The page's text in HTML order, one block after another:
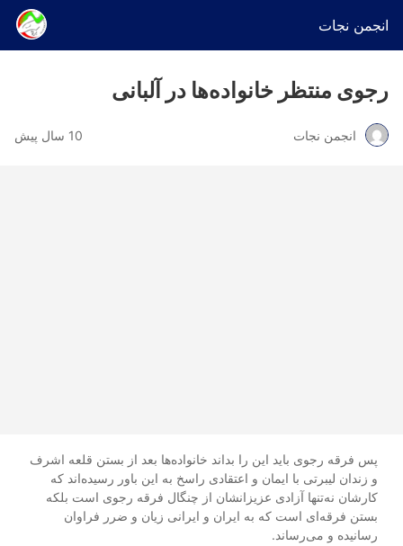
انجمن نجات
رجوی منتظر خانواده‌ها در آلبانی
انجمن نجات 10 سال پیش
پس فرقه رجوی باید این را بداند خانواده‌ها بعد از بستن قلعه اشرف
و زندان لیبرتی با ایمان و اعتقادی راسخ به این باور رسیده‌اند که
کارشان نه‌تنها آزادی عزیزانشان از چنگال فرقه رجوی است بلکه
بستن فرقه‌ای است که به ایران و ایرانی زیان و ضرر فراوان
رسانیده و می‌رساند.